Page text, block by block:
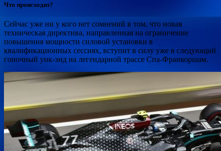
Что происходит?
Сейчас уже ни у кого нет сомнений в том, что новая
техническая директива, направленная на ограничение
повышения мощности силовой установки в
квалификационных сессиях, вступит в силу уже в следующий
гоночный уик-энд на легендарной трассе Спа-Франкоршам.